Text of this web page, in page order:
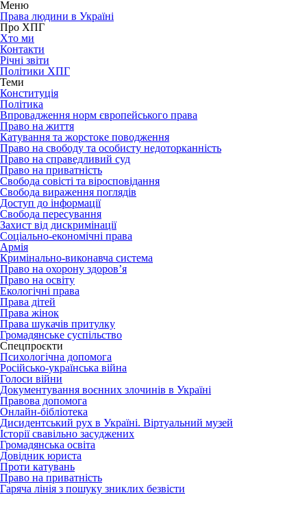
Меню
Права людини в Україні
Про ХПГ
Хто ми
Контакти
Річні звіти
Політики ХПГ
Теми
Конституція
Політика
Впровадження норм європейського права
Право на життя
Катування та жорстоке поводження
Право на свободу та особисту недоторканність
Право на справедливий суд
Право на приватність
Свобода совісті та віросповідання
Свобода вираження поглядів
Доступ до інформації
Свобода пересування
Захист від дискримінації
Соціально-економічні права
Армія
Кримінально-виконавча система
Право на охорону здоров’я
Право на освіту
Екологічні права
Права дітей
Права жінок
Права шукачів притулку
Громадянське суспільство
Спецпроєкти
Психологічна допомога
Російсько-українська війна
Голоси війни
Документування воєнних злочинів в Україні
Правова допомога
Онлайн-бібліотека
Дисидентський рух в Україні. Віртуальний музей
Історії свавільно засуджених
Громадянська освіта
Довідник юриста
Проти катувань
Право на приватність
Гаряча лінія з пошуку зниклих безвісти